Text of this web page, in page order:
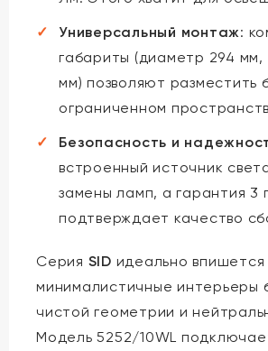
Универсальный монтаж:
габариты (диаметр 294 мм,
мм) позволяют разместить
ограниченном
Безопасность и
встроенный источник
замены ламп, а гарантия 3
подтверждает качество
Серия SID идеально впишется
минималистичные интерьеры
чистой геометрии и
Модель 5252/10WL